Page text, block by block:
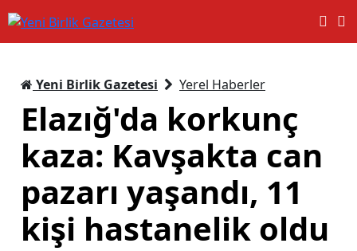
Yeni Birlik Gazetesi Yerel Haberler
Elazığ'da korkunç
kaza: Kavşakta can
pazarı yaşandı, 11
kişi hastanelik oldu